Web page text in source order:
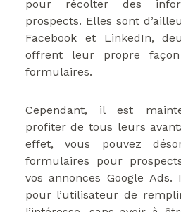
pour récolter des
prospects. Elles sont
Facebook et LinkedIn,
offrent leur propre
formulaires.
Cependant, il est
profiter de tous leurs
effet, vous pouvez
formulaires pour
vos annonces Google
pour l’utilisateur de